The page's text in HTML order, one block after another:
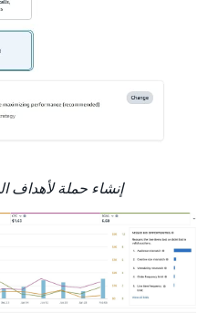
إنشاء حملة لأهداف